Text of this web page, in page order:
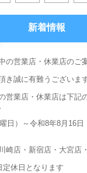
新着情報